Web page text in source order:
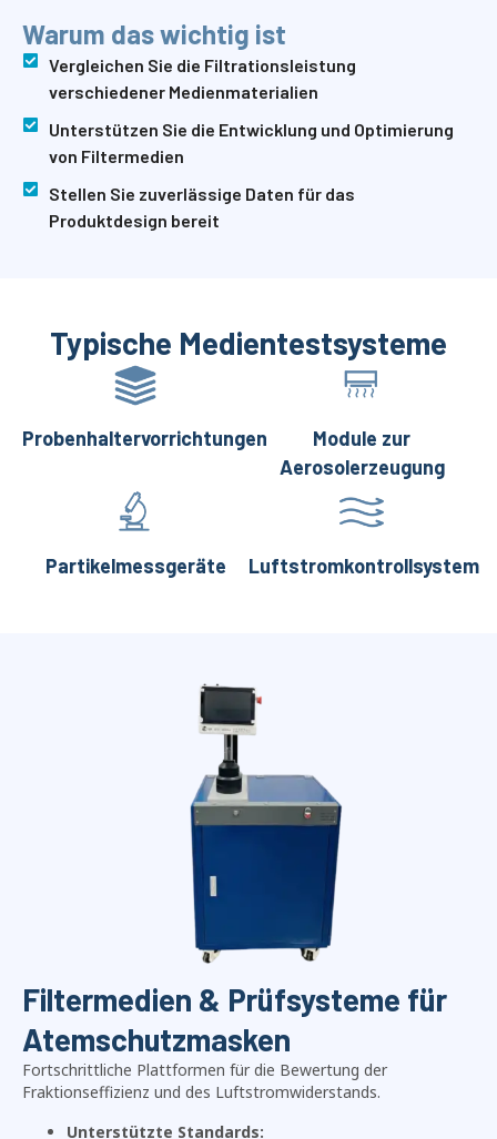
Warum das wichtig ist
Vergleichen Sie die Filtrationsleistung
verschiedener Medienmaterialien
Unterstützen Sie die Entwicklung und Optimierung
von Filtermedien
Stellen Sie zuverlässige Daten für das
Produktdesign bereit
Typische Medientestsysteme
Probenhaltervorrichtungen
Module zur
Aerosolerzeugung
Partikelmessgeräte Luftstromkontrollsystem
Filtermedien & Prüfsysteme für
Atemschutzmasken
Fortschrittliche Plattformen für die Bewertung der
Fraktionseffizienz und des Luftstromwiderstands.
Unterstützte Standards: